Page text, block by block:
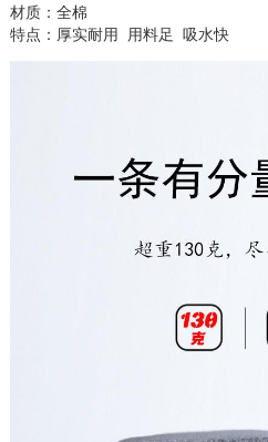
材质：全棉
特点：厚实耐用 用料足 吸水快